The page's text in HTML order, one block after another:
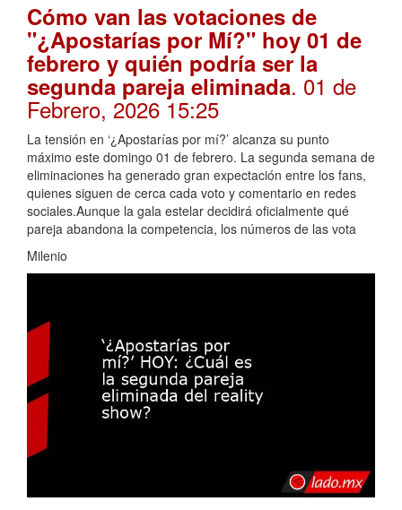
Cómo van las votaciones de
"¿Apostarías por Mí?" hoy 01 de
febrero y quién podría ser la
segunda pareja eliminada. 01 de
Febrero, 2026 15:25
La tensión en ‘¿Apostarías por mí?’ alcanza su punto
máximo este domingo 01 de febrero. La segunda semana de
eliminaciones ha generado gran expectación entre los fans,
quienes siguen de cerca cada voto y comentario en redes
sociales.Aunque la gala estelar decidirá oficialmente qué
pareja abandona la competencia, los números de las vota
Milenio